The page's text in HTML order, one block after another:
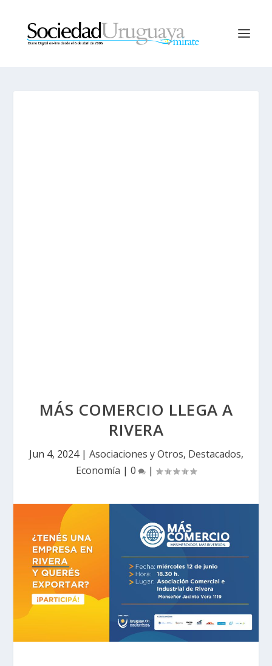
MÁS COMERCIO LLEGA A
RIVERA
Jun 4, 2024| Asociaciones y Otros, Destacados,
Economía | 0 |